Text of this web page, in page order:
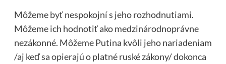
Môžeme byť nespokojní s jeho rozhodnutiami.
Môžeme ich hodnotiť ako medzinárodnoprávne
nezákonné. Môžeme Putina kvôli jeho nariadeniam
/aj keď sa opierajú o platné ruské zákony/ dokonca